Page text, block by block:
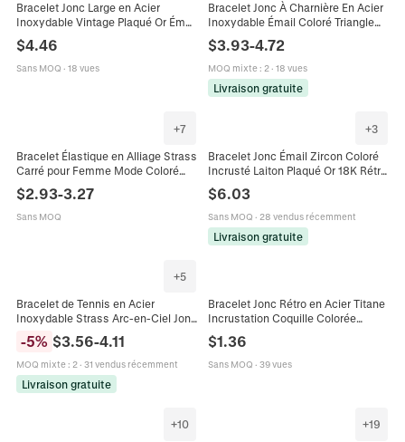
Bracelet Jonc Large en Acier
Inoxydable Vintage Plaqué Or Émail
Coloré Géométrique Irrégulier
Abstrait Ouvert Femmes
$4.46
Sans MOQ · 18 vues
Bracelet Jonc À Charnière En Acier
Inoxydable Émail Coloré Triangle
Géométrique Pour Femmes Bijoux
De Mode
$3.93-4.72
MOQ mixte: 2· 18 vues
Livraison gratuite
+7
Bracelet Élastique en Alliage Strass
Carré pour Femme Mode Coloré
Bijoux Cadeau
$2.93-3.27
Sans MOQ
+3
Bracelet Jonc Émail Zircon Coloré
Incrusté Laiton Plaqué Or 18K Rétro
Femme
$6.03
Sans MOQ · 28 vendus récemment
Livraison gratuite
+5
Bracelet de Tennis en Acier
Inoxydable Strass Arc-en-Ciel Jonc
Élastique Cristaux Colorés Bijoux
Cadeau Pour Femme Fête
-5% $3.56-4.11
MOQ mixte: 2· 31 vendus récemment
Livraison gratuite
Bracelet Jonc Rétro en Acier Titane
Incrustation Coquille Colorée
Peace Love Faith Gravé Bijoux de
Mode Unisexe Cadeau
$1.36
Sans MOQ · 39 vues
+10 +19